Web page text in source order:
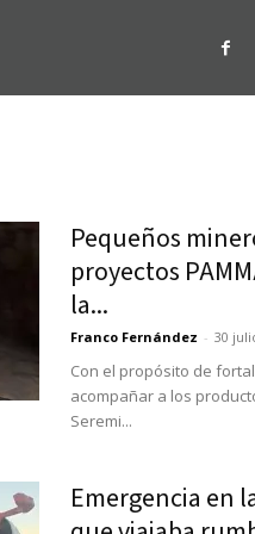
Pequeños
proyectos
la...
Franco Fernández - 30
Con el propósito de
acompañar a los
Seremi...
Emergencia en